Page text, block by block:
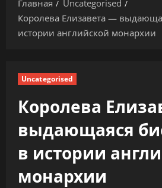
Главная
Uncategorised
Королева Елизавета —
истории английской монархии
Uncategorised
Королева
выдающаяся
в истории
монархии